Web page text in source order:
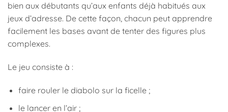
bien aux débutants qu’aux enfants déjà habitués aux
jeux d’adresse. De cette façon, chacun peut apprendre
facilement les bases avant de tenter des figures plus
complexes.
Le jeu consiste à :
faire rouler le diabolo sur la ficelle ;
le lancer en l’air ;